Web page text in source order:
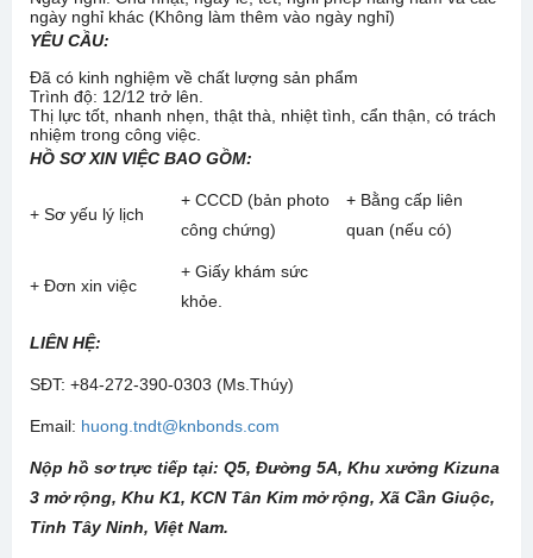
ngày nghỉ khác (Không làm thêm vào ngày nghỉ)
YÊU CẦU:
Đã có kinh nghiệm về chất lượng sản phẩm
Trình độ: 12/12 trở lên.
Thị lực tốt, nhanh nhẹn, thật thà, nhiệt tình, cẩn thận, có trách
nhiệm trong công việc.
HỒ SƠ XIN VIỆC BAO GỒM:
+ Sơ yếu lý lịch
+ CCCD (bản photo
công chứng)
+ Bằng cấp liên
quan (nếu có)
+ Đơn xin việc
+ Giấy khám sức
khỏe.
LIÊN HỆ:
SĐT: +84-272-390-0303 (Ms.Thúy)
Email: huong.tndt@knbonds.com
Nộp hồ sơ trực tiếp tại: Q5, Đường 5A, Khu xưởng Kizuna
3 mở rộng, Khu K1, KCN Tân Kim mở rộng, Xã Cần Giuộc,
Tỉnh Tây Ninh, Việt Nam.